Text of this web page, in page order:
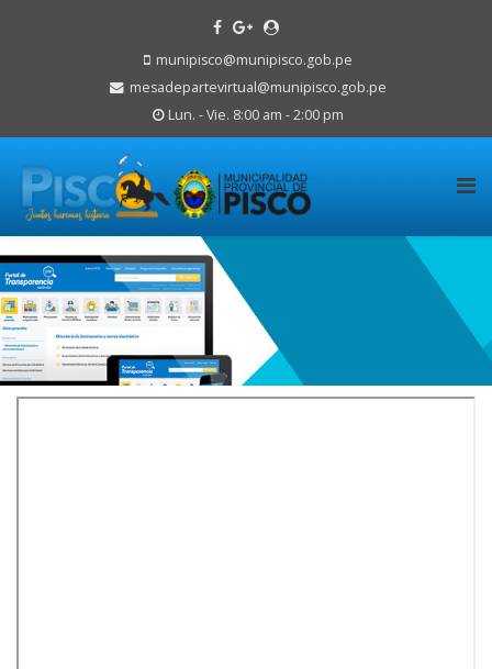
munipisco@munipisco.gob.pe
mesadepartevirtual@munipisco.gob.pe
Lun. - Vie. 8:00 am - 2:00 pm